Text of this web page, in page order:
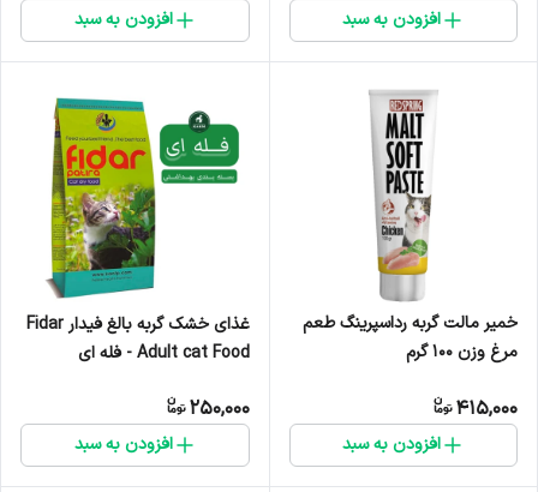
افزودن به سبد افزودن به سبد
خمیر مالت گربه رداسپرینگ طعم
مرغ وزن ۱۰۰ گرم
415,000
افزودن به سبد
غذای خشک گربه بالغ فیدار Fidar
Adult cat Food - فله ای
250,000
افزودن به سبد